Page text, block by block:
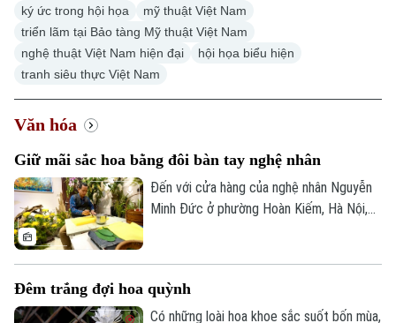
Thời sự
ký ức trong hội họa
mỹ thuật Việt Nam
triển lãm tại Bảo tàng Mỹ thuật Việt Nam
nghệ thuật Việt Nam hiện đại
hội họa biểu hiện
tranh siêu thực Việt Nam
Văn hóa
Giữ mãi sắc hoa bằng đôi bàn tay nghệ nhân
Đến với cửa hàng của nghệ nhân Nguyễn
Minh Đức ở phường Hoàn Kiếm, Hà Nội,
mức khó phân biệt với hoa thật. Đằng sau
vẻ đẹp ấy là sự tỉ mỉ trong từng nét vẽ,
Đêm trắng đợi hoa quỳnh
Có những loài hoa khoe sắc suốt bốn mùa,